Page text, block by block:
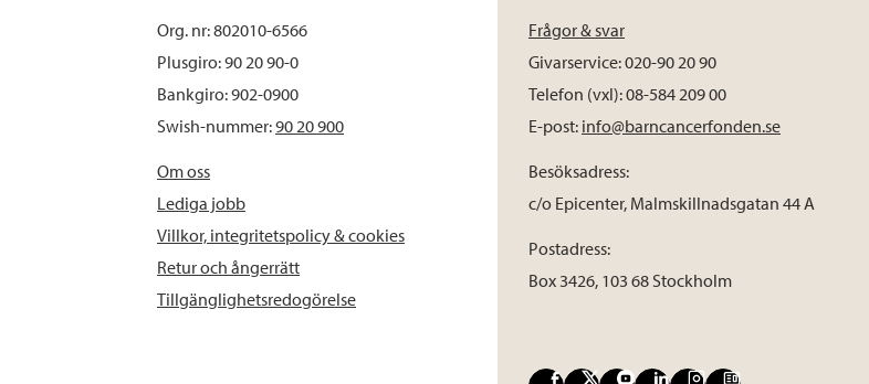
Org. nr: 802010-6566
Plusgiro: 90 20 90-0
Bankgiro: 902-0900
Swish-nummer:90 20 900
Om oss
Lediga jobb
Villkor, integritetspolicy & cookies
Retur och ångerrätt
Tillgänglighetsredogörelse
Frågor & svar
Givarservice: 020-90 20 90
Telefon (vxl): 08-584 209 00
E-post: info@barncancerfonden.se
Besöksadress:
c/o Epicenter, Malmskillnadsgatan 44 A
Postadress:
Box 3426, 103 68 Stockholm